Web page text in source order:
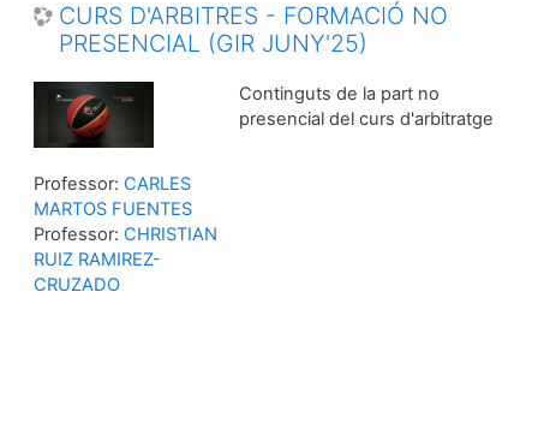
CURS D'ARBITRES - FORMACIÓ NO
PRESENCIAL (GIR JUNY'25)
Continguts de la part no
presencial del curs d'arbitratge
Professor: CARLES
MARTOS FUENTES
Professor: CHRISTIAN
RUIZ RAMIREZ-
CRUZADO